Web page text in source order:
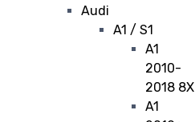
Audi
A1 / S1
A1
2010-
2018 8X
A1